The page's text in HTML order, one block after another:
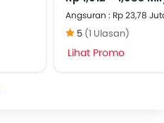
Angsuran : Rp 23,78
5 (1 Ulasan)
Lihat Promo